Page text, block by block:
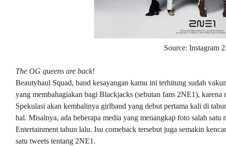
Source: Instagram
The OG queens are back!
Beautyhaul Squad, band kesayangan kamu ini terhitung sudah
yang membahagiakan bagi Blackjacks (sebutan fans 2NE1),
Spekulasi akan kembalinya girlband yang debut pertama kali di
hal. Misalnya, ada beberapa media yang menangkap foto salah
Entertainment tahun lalu. Isu comeback tersebut juga semakin
satu tweets tentang 2NE1.